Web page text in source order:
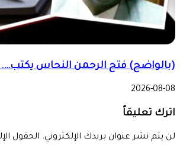
(بالواضح) فتح الرحمن النحاس يكتب….
2026-08-08
اترك تعليقاً
لن يتم نشر عنوان بريدك الإلكتروني. الحقول